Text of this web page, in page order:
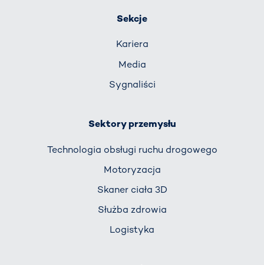
Sekcje
Kariera
Media
Sygnaliści
Sektory przemysłu
Technologia obsługi ruchu drogowego
Motoryzacja
Skaner ciała 3D
Służba zdrowia
Logistyka